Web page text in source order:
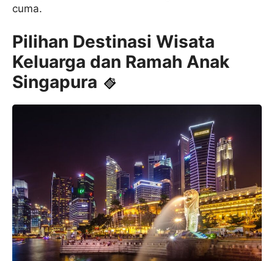
cuma.
Pilihan Destinasi Wisata
Keluarga dan Ramah Anak
Singapura